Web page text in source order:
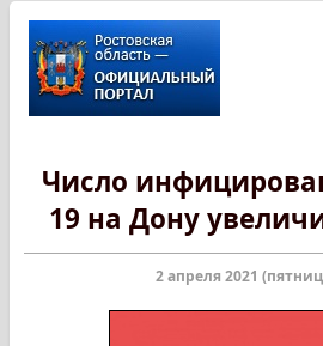
Число
19 на Дону
2 апреля 2021